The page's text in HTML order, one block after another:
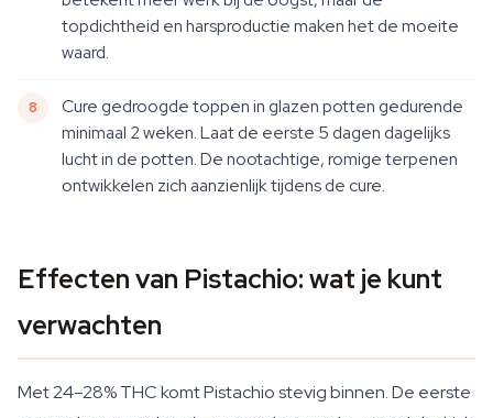
topdichtheid en harsproductie maken het de moeite
waard.
Cure gedroogde toppen in glazen potten gedurende
minimaal 2 weken. Laat de eerste 5 dagen dagelijks
lucht in de potten. De nootachtige, romige terpenen
ontwikkelen zich aanzienlijk tijdens de cure.
Effecten van Pistachio: wat je kunt
verwachten
Met 24–28% THC komt Pistachio stevig binnen. De eerste